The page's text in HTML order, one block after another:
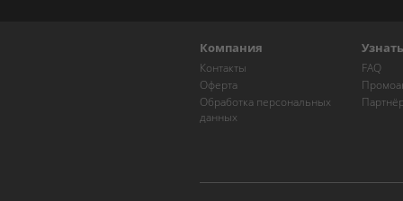
Компания
Контакты
Оферта
Обработка персональных
данных
FAQ